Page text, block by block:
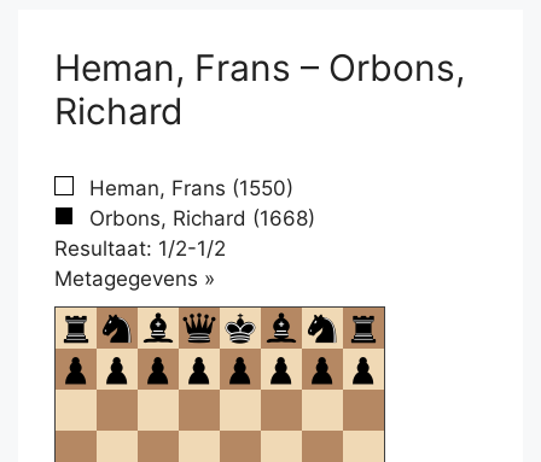
Heman, Frans – Orbons,
Richard
Heman, Frans (1550)
Orbons, Richard (1668)
Resultaat: 1/2-1/2
Metagegevens »
om
te
openen.